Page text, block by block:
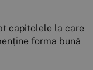
capitolele la care
forma bună